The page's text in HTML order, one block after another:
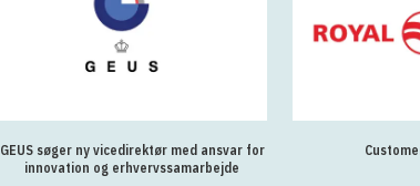
GEUS søger ny vicedirektør med ansvar for
innovation og erhvervssamarbejde